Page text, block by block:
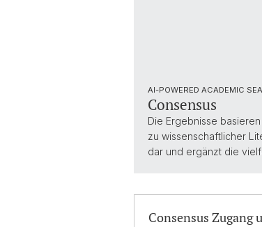
AI-POWERED ACADEMIC
Consensus
Die Ergebnisse
zu wissenschaftlicher
dar und ergänzt die
Consensus Zugang